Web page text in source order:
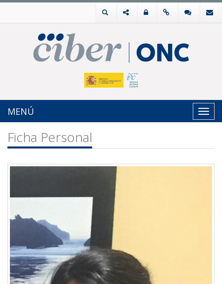
MENÚ
Ficha Personal